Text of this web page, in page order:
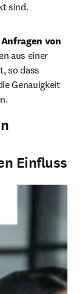
sind.
von
aus einer
so dass
Genauigkeit
Einfluss